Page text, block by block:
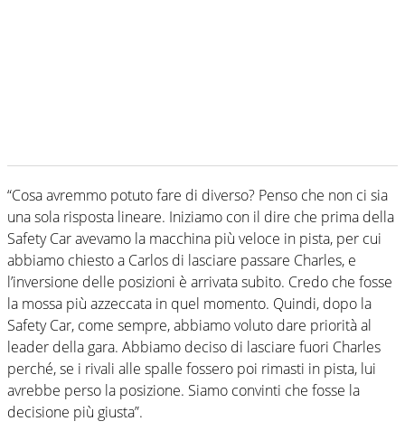
“Cosa avremmo potuto fare di diverso? Penso che non ci sia
una sola risposta lineare. Iniziamo con il dire che prima della
Safety Car avevamo la macchina più veloce in pista, per cui
abbiamo chiesto a Carlos di lasciare passare Charles, e
l’inversione delle posizioni è arrivata subito. Credo che fosse
la mossa più azzeccata in quel momento. Quindi, dopo la
Safety Car, come sempre, abbiamo voluto dare priorità al
leader della gara. Abbiamo deciso di lasciare fuori Charles
perché, se i rivali alle spalle fossero poi rimasti in pista, lui
avrebbe perso la posizione. Siamo convinti che fosse la
decisione più giusta”.